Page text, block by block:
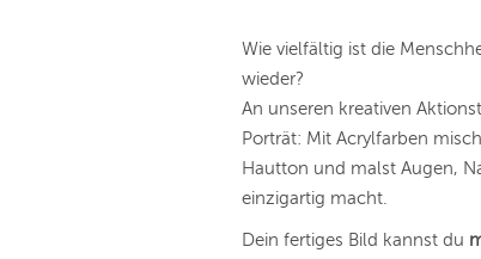
WIEN
ANDERE
REGIONEN
Wie vielfältig ist die
wieder?
An unseren kreativen
Porträt: Mit Acrylfarben
Hautton und malst Augen,
einzigartig macht.
Dein fertiges Bild kannst du